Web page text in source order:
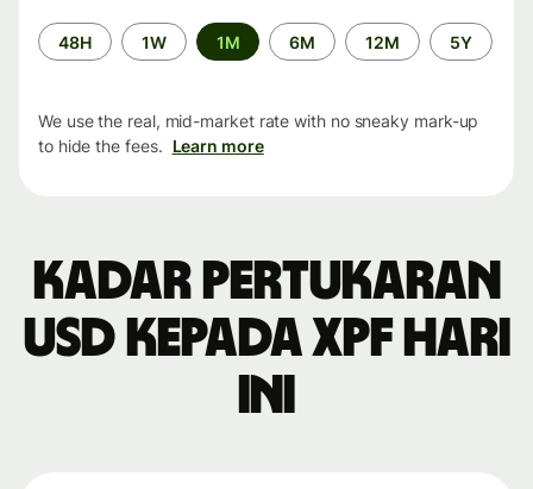
Time
period
48H 1W 1M 6M 12M 5Y
We use the real, mid-market rate with no sneaky mark-up
to hide the fees. Learn more
Kadar pertukaran
USD kepada XPF hari
ini